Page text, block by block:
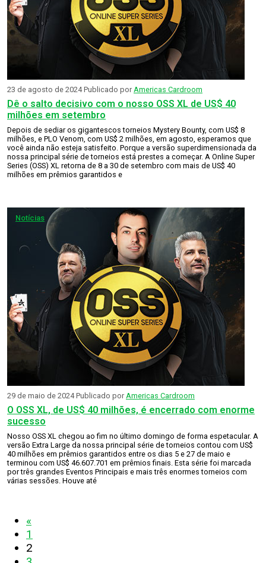
Dê o salto decisivo com o nosso OSS XL de US$ 40
milhões em setembro
23 de agosto de 2024Publicado por Americas Cardroom
Depois de sediar os gigantescos torneios Mystery Bounty, com US$ 8
milhões, e PLO Venom, com US$ 2 milhões, em agosto, esperamos que
você ainda não esteja satisfeito. Porque a versão superdimensionada da
nossa principal série de torneios está prestes a começar. A Online Super
Series (OSS) XL retorna de 8 a 30 de setembro com mais de US$ 40
milhões em prêmios garantidos e
Notícias
O OSS XL, de US$ 40 milhões, é encerrado com enorme
sucesso
29 de maio de 2024Publicado por Americas Cardroom
Nosso OSS XL chegou ao fim no último domingo de forma espetacular. A
versão Extra Large da nossa principal série de torneios contou com US$
40 milhões em prêmios garantidos entre os dias 5 e 27 de maio e
terminou com US$ 46.607.701 em prêmios finais. Esta série foi marcada
por três grandes Eventos Principais e mais três enormes torneios com
várias sessões. Houve até
«
1
2